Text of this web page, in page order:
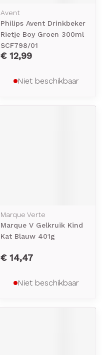
Avent
Philips Avent Drinkbeker
Rietje Boy Groen 300ml
SCF798/01
€ 12,99
Niet beschikbaar
Marque Verte
Marque V Gelkruik Kind
Kat Blauw 401g
€ 14,47
Niet beschikbaar